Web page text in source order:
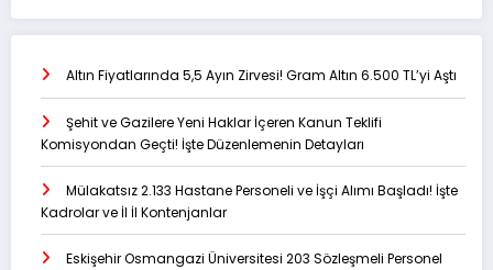
Altın Fiyatlarında 5,5 Ayın Zirvesi! Gram Altın 6.500 TL’yi Aştı
Şehit ve Gazilere Yeni Haklar İçeren Kanun Teklifi
Komisyondan Geçti! İşte Düzenlemenin Detayları
Mülakatsız 2.133 Hastane Personeli ve İşçi Alımı Başladı! İşte
Kadrolar ve İl İl Kontenjanlar
Eskişehir Osmangazi Üniversitesi 203 Sözleşmeli Personel